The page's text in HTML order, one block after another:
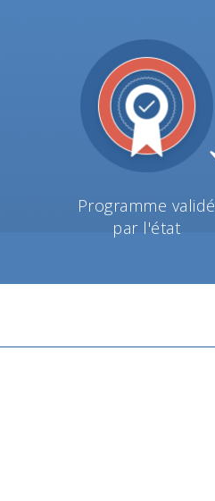
Programme validé
par l'état